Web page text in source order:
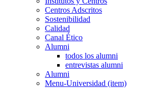
Centros Adscritos
Sostenibilidad
Calidad
Canal Ético
Alumni
todos los alumni
entrevistas alumni
Alumni
Menu-Universidad (item)